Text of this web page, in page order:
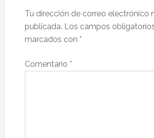
Tu dirección de correo electrónico
publicada. Los campos
marcados con *
Comentario *